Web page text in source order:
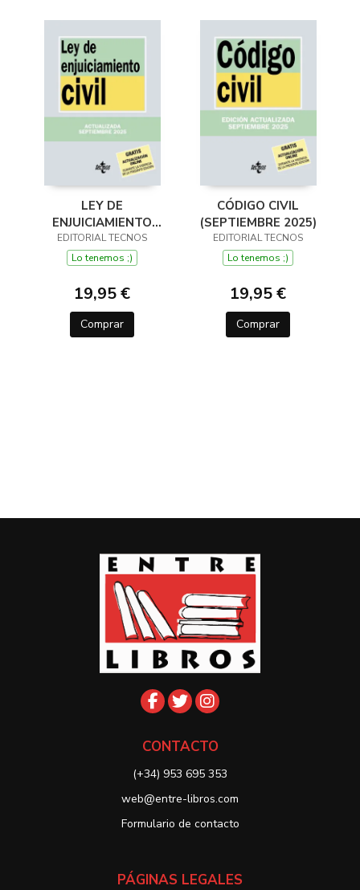
LEY DE
ENJUICIAMIENTO
CIVIL (SEPTIEMBRE
2025)
EDITORIAL TECNOS
Lo tenemos ;)
19,95 €
Comprar
CÓDIGO CIVIL
(SEPTIEMBRE 2025)
EDITORIAL TECNOS
Lo tenemos ;)
19,95 €
Comprar
CONTACTO
(+34) 953 695 353
web@entre-libros.com
Formulario de contacto
PÁGINAS LEGALES